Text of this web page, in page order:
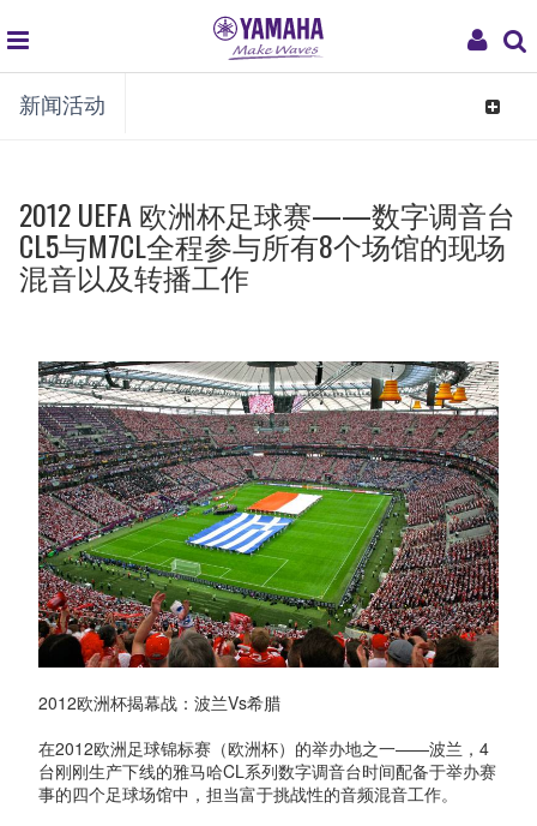
My
global
navigation
新闻活动
Toggle
2012 UEFA 欧洲杯足球赛——数字调音台
CL5与M7CL全程参与所有8个场馆的现场
混音以及转播工作
2012欧洲杯揭幕战：波兰Vs希腊
在2012欧洲足球锦标赛（欧洲杯）的举办地之一——波兰，4
台刚刚生产下线的雅马哈CL系列数字调音台时间配备于举办赛
事的四个足球场馆中，担当富于挑战性的音频混音工作。